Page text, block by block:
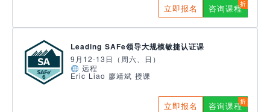
立即报名 咨询课程
Leading SAFe领导大规模敏捷认证课
9月12-13日（周六、日）
远程
Eric Liao 廖靖斌 授课
立即报名 咨询课程